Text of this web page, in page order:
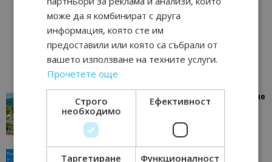
“Пощенска картичка от…”: Петрич – Изживяване
отвъд очакваното
Петрич
“Пощенска картичка от…”: Пловдив, градът на
може да я комбинират с друга
информация, която сте им
предоставили или която са събрали от
вашето използване на техните услуги.
Прочетете още
Строго
необходимо
Ефективност
Таргетиране Функционалност